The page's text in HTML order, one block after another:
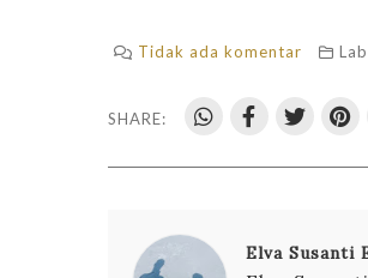
Tidak ada komentar
SHARE:
Elva Susanti